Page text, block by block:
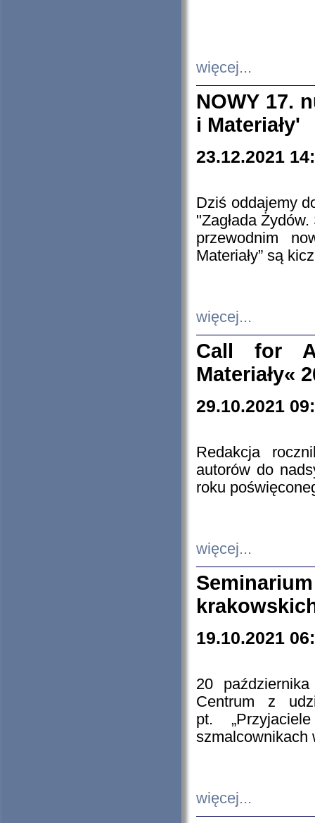
więcej...
NOWY 17.
i Materiały'
23.12.2021
Dziś oddajemy
"Zagłada
przewodnim
Materiały” są
więcej...
Call for
Materiały«
29.10.2021
Redakcja
autorów do
roku
więcej...
19.10.2021
20
Centrum z
pt.
szmalcownikach
więcej...